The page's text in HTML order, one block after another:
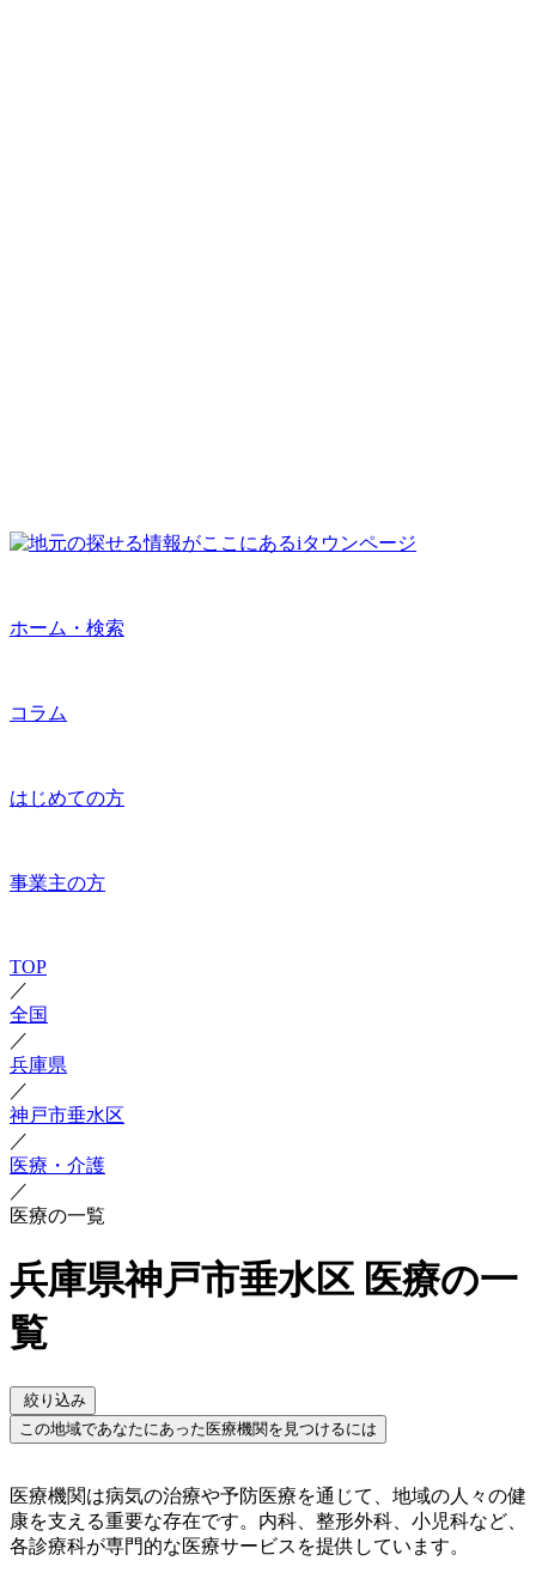
ホーム・検索
コラム
はじめての方
事業主の方
TOP
／
全国
／
兵庫県
／
神戸市垂水区
／
医療・介護
／
医療の一覧
兵庫県神戸市垂水区 医療の一
覧
絞り込み
この地域であなたにあった医療機関を見つけるには
医療機関は病気の治療や予防医療を通じて、地域の人々の健
康を支える重要な存在です。内科、整形外科、小児科など、
各診療科が専門的な医療サービスを提供しています。